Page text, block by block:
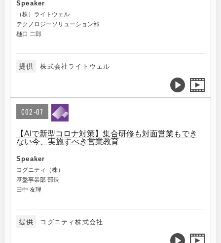
Speaker
（株）ライトウェル
テクノロジーソリューション部
樋口 二郎
提供 株式会社ライトウェル
C02-07
【AIで新型コロナ対策】集合研修も対面営業もでき
ない今、実施すべき営業教育
Speaker
コグニティ（株）
基盤事業部 部長
田中 友理
提供 コグニティ株式会社